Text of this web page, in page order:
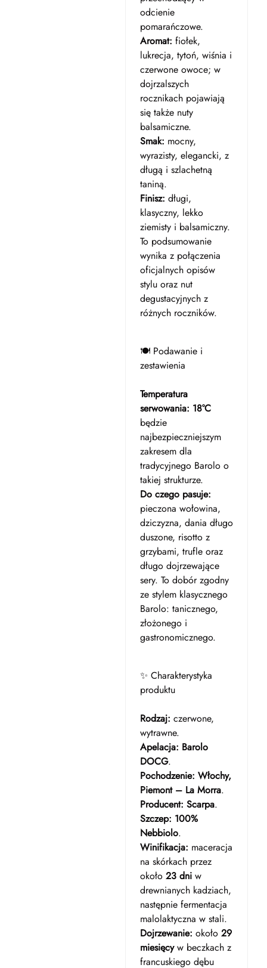
odcienie
pomarańczowe.
Aromat: fiołek,
lukrecja, tytoń, wiśnia i
czerwone owoce; w
dojrzalszych
rocznikach pojawiają
się także nuty
balsamiczne.
Smak: mocny,
wyrazisty, elegancki, z
długą i szlachetną
taniną.
Finisz: długi,
klasyczny, lekko
ziemisty i balsamiczny.
To podsumowanie
wynika z połączenia
oficjalnych opisów
stylu oraz nut
degustacyjnych z
różnych roczników.
🍽️ Podawanie i
zestawienia
Temperatura
serwowania: 18°C
będzie
najbezpieczniejszym
zakresem dla
tradycyjnego Barolo o
takiej strukturze.
Do czego pasuje:
pieczona wołowina,
dziczyzna, dania długo
duszone, risotto z
grzybami, trufle oraz
długo dojrzewające
sery. To dobór zgodny
ze stylem klasycznego
Barolo: tanicznego,
złożonego i
gastronomicznego.
✨ Charakterystyka
produktu
Rodzaj: czerwone,
wytrawne.
Apelacja: Barolo
DOCG.
Pochodzenie: Włochy,
Piemont – La Morra.
Producent: Scarpa.
Szczep: 100%
Nebbiolo.
Winifikacja: maceracja
na skórkach przez
około 23 dniw
drewnianych kadziach,
następnie fermentacja
malolaktyczna w stali.
Dojrzewanie: około 29
miesięcyw beczkach z
francuskiego dębu